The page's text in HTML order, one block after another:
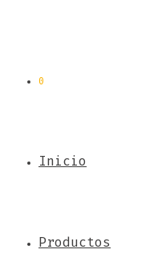
0
Inicio
Productos